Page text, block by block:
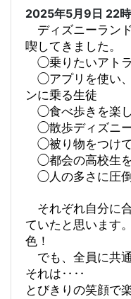
2025年5月9日 22
ディズニーラン
喫してきました。
◯乗りたいアト
◯アプリを使い、
ンに乗る生徒
◯食べ歩きを楽
◯散歩ディズニ
◯被り物をつけ
◯都会の高校生
◯人の多さに圧
それぞれ自分に
ていたと思います
色！
でも、全員に共
それは‥‥
とびきりの笑顔で